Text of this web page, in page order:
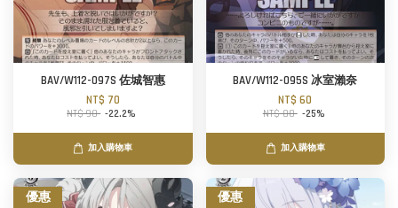
BAV/W112-097S 佐城智惠
NT$ 70
NT$ 90 -22.2%
加入購物車
BAV/W112-095S 冰室瀨奈
NT$ 60
NT$ 80 -25%
加入購物車
優惠 優惠